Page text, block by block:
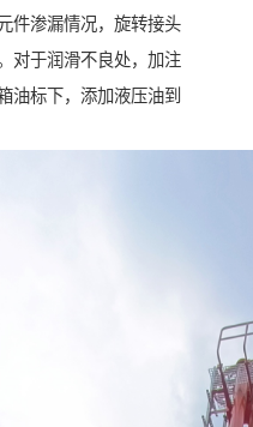
件渗漏情况，旋转接头
对于润滑不良处，加注
油标下，添加液压油到